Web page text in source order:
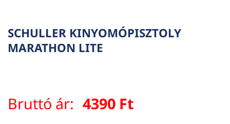
SCHULLER KINYOMÓPISZTOLY
MARATHON LITE
Bruttó ár: 4390 Ft